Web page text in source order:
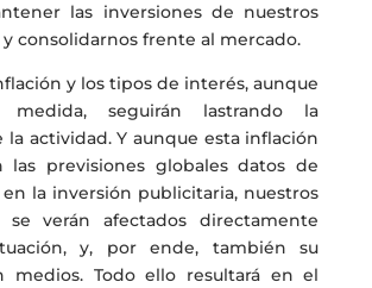
las inversiones de nuestros
consolidarnos frente al mercado.
y los tipos de interés, aunque
seguirán lastrando la
la actividad. Y aunque esta inflación
las previsiones globales datos de
la inversión publicitaria, nuestros
se verán afectados directamente
y, por ende, también su
medios. Todo ello resultará en el